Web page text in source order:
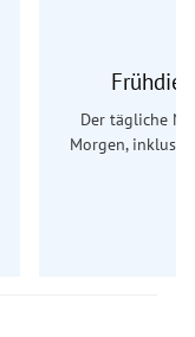
Der tägliche
Morgen,